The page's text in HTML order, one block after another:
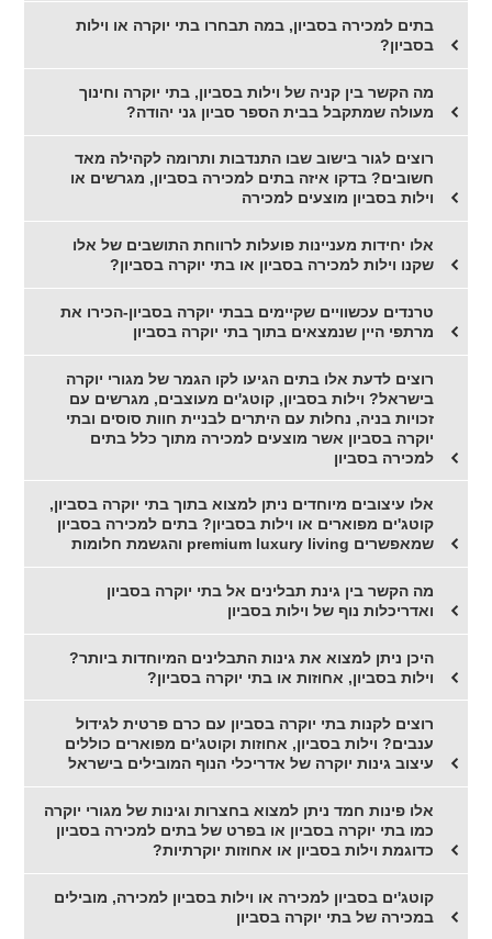
בתים למכירה בסביון, במה תבחרו בתי יוקרה או וילות
בסביון?
מה הקשר בין קניה של וילות בסביון, בתי יוקרה וחינוך
מעולה שמתקבל בבית הספר סביון גני יהודה?
רוצים לגור בישוב שבו התנדבות ותרומה לקהילה מאד
חשובים? בדקו איזה בתים למכירה בסביון, מגרשים או
וילות בסביון מוצעים למכירה
אלו יחידות מעניינות פועלות לרווחת התושבים של אלו
שקנו וילות למכירה בסביון או בתי יוקרה בסביון?
טרנדים עכשוויים שקיימים בבתי יוקרה בסביון-הכירו את
מרתפי היין שנמצאים בתוך בתי יוקרה בסביון
רוצים לדעת אלו בתים הגיעו לקו הגמר של מגורי יוקרה
בישראל? וילות בסביון, קוטג'ים מעוצבים, מגרשים עם
זכויות בניה, נחלות עם היתרים לבניית חוות סוסים ובתי
יוקרה בסביון אשר מוצעים למכירה מתוך כלל בתים
למכירה בסביון
אלו עיצובים מיוחדים ניתן למצוא בתוך בתי יוקרה בסביון,
קוטג'ים מפוארים או וילות בסביון? בתים למכירה בסביון
שמאפשרים premium luxury living והגשמת חלומות
מה הקשר בין גינת תבלינים אל בתי יוקרה בסביון
ואדריכלות נוף של וילות בסביון
היכן ניתן למצוא את גינות התבלינים המיוחדות ביותר?
וילות בסביון, אחוזות או בתי יוקרה בסביון?
רוצים לקנות בתי יוקרה בסביון עם כרם פרטית לגידול
ענבים? וילות בסביון, אחוזות וקוטג'ים מפוארים כוללים
עיצוב גינות יוקרה של אדריכלי הנוף המובילים בישראל
אלו פינות חמד ניתן למצוא בחצרות וגינות של מגורי יוקרה
כמו בתי יוקרה בסביון או בפרט של בתים למכירה בסביון
כדוגמת וילות בסביון או אחוזות יוקרתיות?
קוטג'ים בסביון למכירה או וילות בסביון למכירה, מובילים
במכירה של בתי יוקרה בסביון